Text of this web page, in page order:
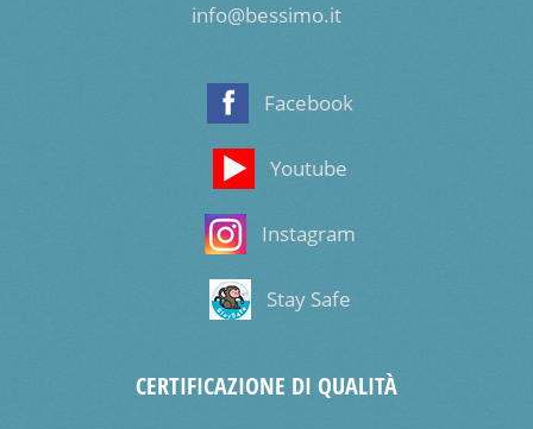
info@bessimo.it
Facebook
Youtube
Instagram
Stay Safe
CERTIFICAZIONE DI QUALITÀ